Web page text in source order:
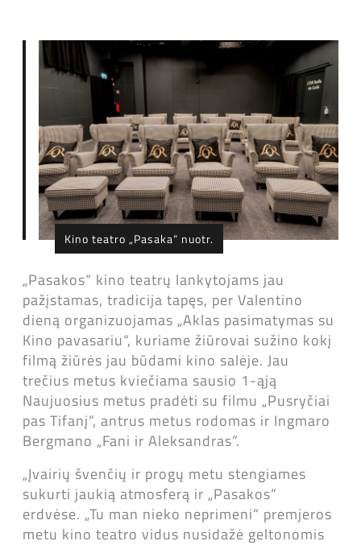
Kino teatro „Pasaka“ nuotr.
„Pasakos“ kino teatrų lankytojams jau
pažįstamas, tradicija tapęs, per Valentino
dieną organizuojamas „Aklas pasimatymas su
Kino pavasariu“, kuriame žiūrovai sužino kokį
filmą žiūrės jau būdami kino salėje. Jau
trečius metus kviečiama sausio 1-ąją
Naujuosius metus pradėti su filmu „Pusryčiai
pas Tifanį“, antrus metus rodomas ir Ingmaro
Bergmano „Fani ir Aleksandras”.
„Įvairių švenčių ir progų metu stengiames
sukurti jaukią atmosferą ir „Pasakos“
erdvėse. „Tu man nieko neprimeni“ premjeros
metu kino teatro vidus nusidažė geltonomis